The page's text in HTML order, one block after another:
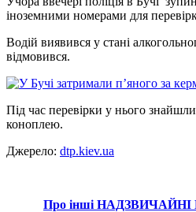
іноземними номерами для
Водій виявився у стані
відмовився.
Під час перевірки у нього
коноплею.
Джерело: dtp.kiev.ua
Про інші НАДЗВИЧАЙНІ